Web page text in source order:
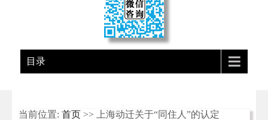
目录
当前位置: 首页 >> 上海动迁关于“同住人”的认定